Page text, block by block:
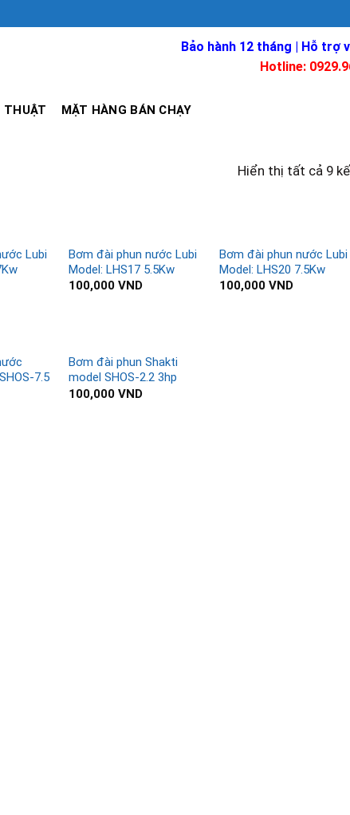
Bảo hành 12 tháng | Hỗ trợ
Hotline:
THUẬT MẶT HÀNG BÁN CHẠY
Hiển thị tất cả 9
Lubi
Bơm đài phun nước Lubi
Model: LHS17 5.5Kw
100,000VND
Bơm đài phun nước Lubi
Model: LHS20 7.5Kw
100,000 VND
7.5
Bơm đài phun Shakti
model SHOS-2.2 3hp
100,000VND